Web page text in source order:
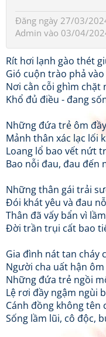
Đăng ngày 27/03/
Admin vào 03/04/
Rít hơi lạnh gào thét
Gió cuộn trào phả
Nơi cằn cỗi ghìm chặt
Khổ đủ điều - đang
Những đứa trẻ ôm
Mảnh thân xác lạc lối
Loang lổ bao vết nứt
Bao nỗi đau, đau đến
Những thân gái trải
Đói khát yêu và đau
Thân đã vấy bẩn vì
Đời trần trụi cất bao
Gia đình nát tan cháy
Người cha uất hận
Những đứa trẻ ngồi
Lệ rơi đầy ngậm ngùi
Cánh đồng không tên
Sống lầm lũi, cô độc,